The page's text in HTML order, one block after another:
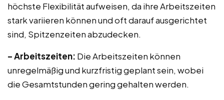
höchste Flexibilität aufweisen, da ihre Arbeitszeiten
stark variieren können und oft darauf ausgerichtet
sind, Spitzenzeiten abzudecken.
– Arbeitszeiten: Die Arbeitszeiten können
unregelmäßig und kurzfristig geplant sein, wobei
die Gesamtstunden gering gehalten werden.